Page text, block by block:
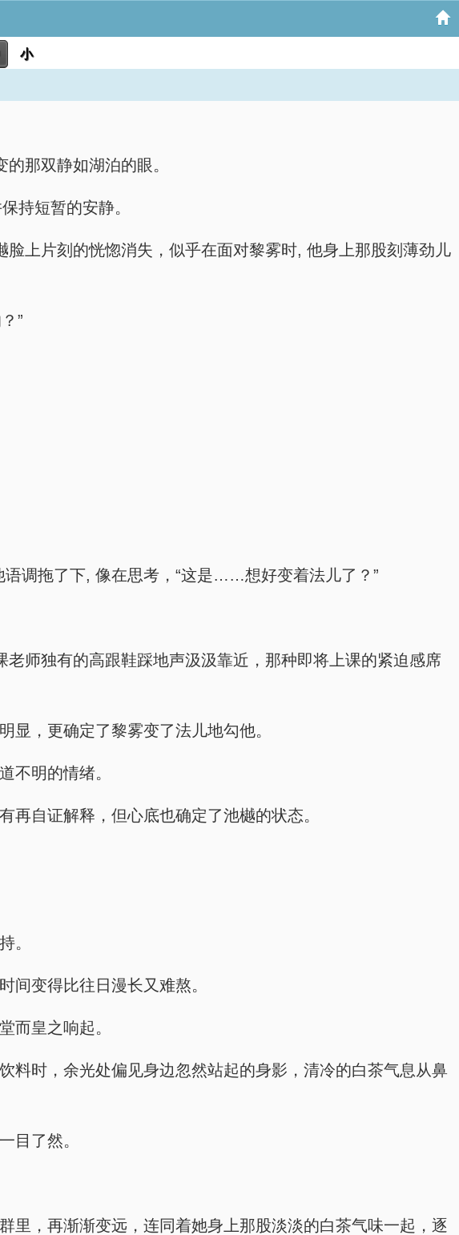
小
那双静如湖泊的眼。
持短暂的安静。
上片刻的恍惚消失，似乎在面对黎雾时, 他身上那股刻薄劲儿
”
调拖了下, 像在思考，“这是……想好变着法儿了？”
师独有的高跟鞋踩地声汲汲靠近，那种即将上课的紧迫感席
显，更确定了黎雾变了法儿地勾他。
不明的情绪。
自证解释，但心底也确定了池樾的状态。
。
间变得比往日漫长又难熬。
而皇之响起。
料时，余光处偏见身边忽然站起的身影，清冷的白茶气息从鼻
目了然。
里，再渐渐变远，连同着她身上那股淡淡的白茶气味一起，逐